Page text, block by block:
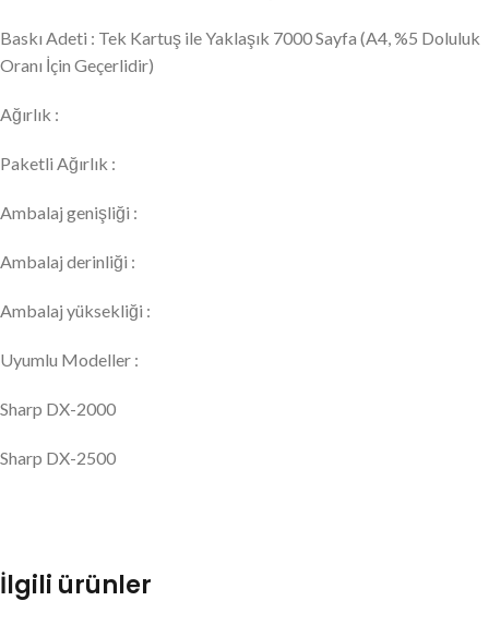
Baskı Adeti : Tek Kartuş ile Yaklaşık 7000 Sayfa (A4, %5 Doluluk
Oranı İçin Geçerlidir)
Ağırlık :
Paketli Ağırlık :
Ambalaj genişliği :
Ambalaj derinliği :
Ambalaj yüksekliği :
Uyumlu Modeller :
Sharp DX-2000
Sharp DX-2500
İlgili ürünler